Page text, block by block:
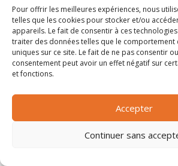
Pour offrir les meilleures expériences, nous
telles que les cookies pour stocker et/ou
appareils. Le fait de consentir à ces
traiter des données telles que le comportement
uniques sur ce site. Le fait de ne pas consentir
consentement peut avoir un effet négatif sur
et fonctions.
Accepter
Continuer sans
Métro construction et exploitation
Meurthe et Moselle 54
Meuse 55
Mobilier en plastique
Mobilier urbain
Mobilier, literie